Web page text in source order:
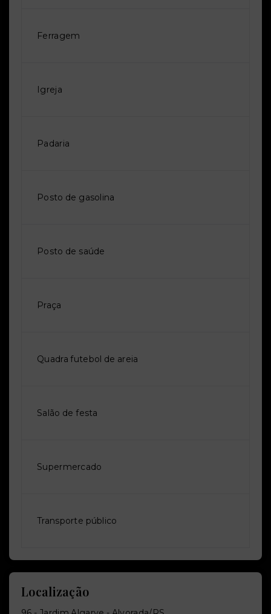
Ferragem
Igreja
Padaria
Posto de gasolina
Posto de saúde
Praça
Quadra futebol de areia
Salão de festa
Supermercado
Transporte público
Localização